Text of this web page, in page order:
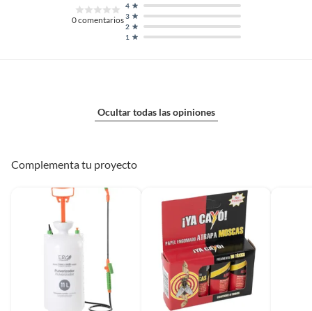
0comentarios
1
2
3
4
Ocultar todas las opiniones
Complementa tu proyecto